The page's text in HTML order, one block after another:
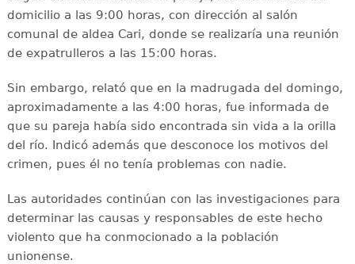
domicilio a las 9:00 horas, con dirección al salón
comunal de aldea Cari, donde se realizaría una reunión
de expatrulleros a las 15:00 horas.
Sin embargo, relató que en la madrugada del domingo,
aproximadamente a las 4:00 horas, fue informada de
que su pareja había sido encontrada sin vida a la orilla
del río. Indicó además que desconoce los motivos del
crimen, pues él no tenía problemas con nadie.
Las autoridades continúan con las investigaciones para
determinar las causas y responsables de este hecho
violento que ha conmocionado a la población
unionense.